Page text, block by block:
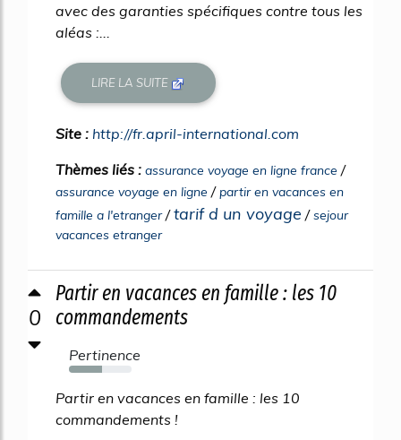
avec des garanties spécifiques contre tous les
aléas :...
LIRE LA SUITE
Site : http://fr.april-international.com
Thèmes liés : assurance voyage en ligne france /
assurance voyage en ligne /partir en vacances en
famille a l'etranger/tarif d un voyage /sejour
vacances etranger
0
Partir en vacances en famille : les 10
commandements
Pertinence
53%
Partir en vacances en famille : les 10
commandements !